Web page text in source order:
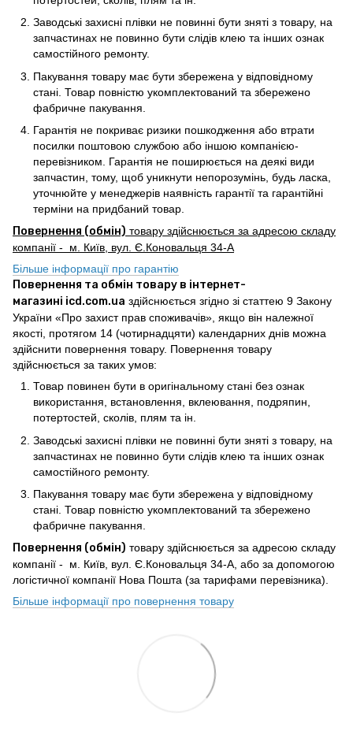
Заводські захисні плівки не повинні бути зняті з товару, на
запчастинах не повинно бути слідів клею та інших ознак
самостійного ремонту.
Пакування товару має бути збережена у відповідному
стані. Товар повністю укомплектований та збережено
фабричне пакування.
Гарантія не покриває ризики пошкодження або втрати
посилки поштовою службою або іншою компанією-
перевізником. Гарантія не поширюється на деякі види
запчастин, тому, щоб уникнути непорозумінь, будь ласка,
уточнюйте у менеджерів наявність гарантії та гарантійні
терміни на придбаний товар.
Повернення (обмін) товару здійснюється за адресою складу
компанії - м. Київ, вул. Є.Коновальця 34-А
Більше інформації про гарантію
Повернення та обмін товару в інтернет-
магазині icd.com.ua здійснюється згідно зі статтею 9 Закону
України «Про захист прав споживачів», якщо він належної
якості, протягом 14 (чотирнадцяти) календарних днів можна
здійснити повернення товару. Повернення товару
здійснюється за таких умов:
Товар повинен бути в оригінальному стані без ознак
використання, встановлення, вклеювання, подряпин,
потертостей, сколів, плям та ін.
Заводські захисні плівки не повинні бути зняті з товару, на
запчастинах не повинно бути слідів клею та інших ознак
самостійного ремонту.
Пакування товару має бути збережена у відповідному
стані. Товар повністю укомплектований та збережено
фабричне пакування.
Повернення (обмін) товару здійснюється за адресою складу
компанії - м. Київ, вул. Є.Коновальця 34-А, або за допомогою
логістичної компанії Нова Пошта (за тарифами перевізника).
Більше інформації про повернення товару